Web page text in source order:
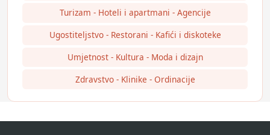
Turizam - Hoteli i apartmani - Agencije
Ugostiteljstvo - Restorani - Kafići i diskoteke
Umjetnost - Kultura - Moda i dizajn
Zdravstvo - Klinike - Ordinacije